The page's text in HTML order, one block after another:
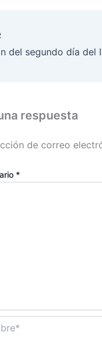
respuesta
de correo
*